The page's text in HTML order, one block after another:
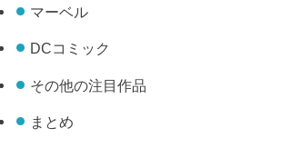
マーベル
DCコミック
その他の注目作品
まとめ